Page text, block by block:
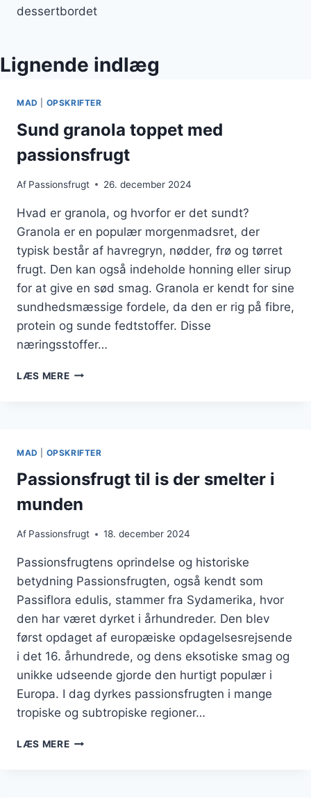
dessertbordet
Lignende indlæg
MAD OPSKRIFTER
Sund granola toppet med
passionsfrugt
Af Passionsfrugt 26. december 2024
Hvad er granola, og hvorfor er det sundt?
Granola er en populær morgenmadsret, der
typisk består af havregryn, nødder, frø og tørret
frugt. Den kan også indeholde honning eller sirup
for at give en sød smag. Granola er kendt for sine
sundhedsmæssige fordele, da den er rig på fibre,
protein og sunde fedtstoffer. Disse
næringsstoffer…
LÆS MERESUND
MAD OPSKRIFTER
Passionsfrugt til is der smelter i
munden
Af Passionsfrugt 18. december 2024
Passionsfrugtens oprindelse og historiske
betydning Passionsfrugten, også kendt som
Passiflora edulis, stammer fra Sydamerika, hvor
den har været dyrket i århundreder. Den blev
først opdaget af europæiske opdagelsesrejsende
i det 16. århundrede, og dens eksotiske smag og
unikke udseende gjorde den hurtigt populær i
Europa. I dag dyrkes passionsfrugten i mange
tropiske og subtropiske regioner…
LÆS MEREPASSIONSFRUGT